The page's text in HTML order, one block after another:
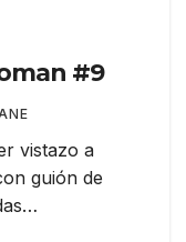
#9
vistazo a
guión de